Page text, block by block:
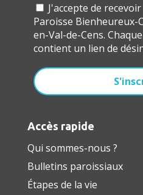
J'accepte de
Paroisse Bienheureux-
en-Val-de-Cens.
contient un lien de
Accès rapide
Qui sommes-nous ?
Bulletins paroissiaux
Étapes de la vie